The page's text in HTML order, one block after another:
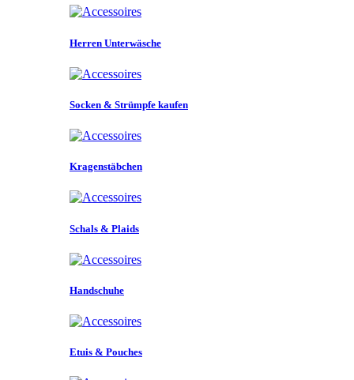
Herren Unterwäsche
Socken & Strümpfe kaufen
Kragenstäbchen
Schals & Plaids
Handschuhe
Etuis & Pouches